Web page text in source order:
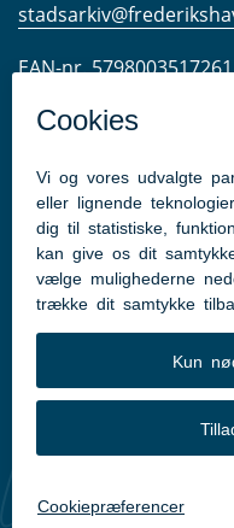
EAN-nr. 5798003517261
CVR-nr. 29189498
Læsesalens
Mandag: 12:30-15:00
Tirsdag: 12:30-15:00
Torsdag: 12:30-17:00
Lukket mellem jul og
Kontakt os gerne på